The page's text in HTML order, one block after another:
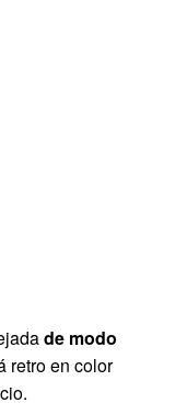
de modo
retro en color